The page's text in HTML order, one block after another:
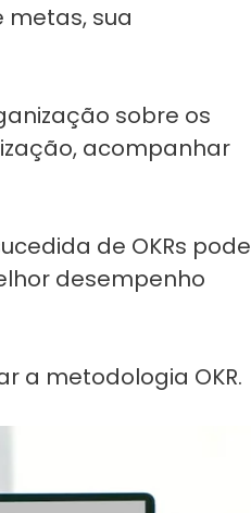
metas, sua
sobre os
acompanhar
de OKRs pode
desempenho
a metodologia OKR.